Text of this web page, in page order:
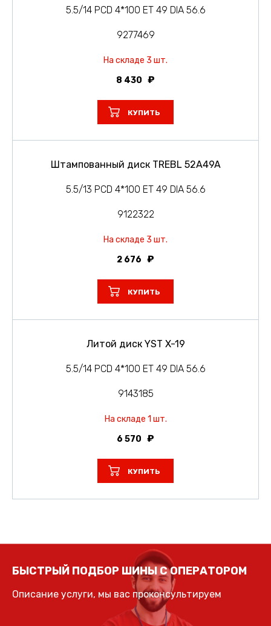
5.5/14 PCD 4*100 ET 49 DIA 56.6
9277469
На складе 3 шт.
8 430
КУПИТЬ
Штампованный диск TREBL 52A49A
5.5/13 PCD 4*100 ET 49 DIA 56.6
9122322
На складе 3 шт.
2 676
КУПИТЬ
Литой диск YST X-19
5.5/14 PCD 4*100 ET 49 DIA 56.6
9143185
На складе 1 шт.
6 570
КУПИТЬ
БЫСТРЫЙ ПОДБОР ШИНЫ С ОПЕРАТОРОМ
Описание услуги, мы вас проконсультируем